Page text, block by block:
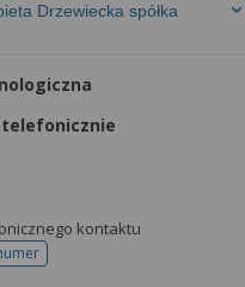
Drzewiecka spółka
kontaktu
do rejestracji